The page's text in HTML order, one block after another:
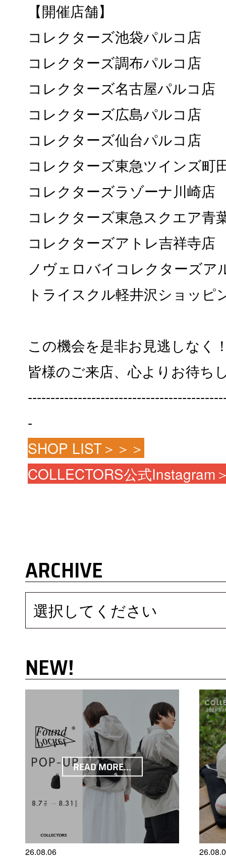
【開催店舗】
コレクターズ池袋パルコ店
コレクターズ調布パルコ店
コレクターズ名古屋パルコ店
コレクターズ広島パルコ店
コレクターズ仙台パルコ店
コレクターズ東急ツインズ町
コレクターズラゾーナ川崎店
コレクターズ東急スクエア青
コレクターズアトレ吉祥寺店
ノヴェロバイコレクターズア
トライスクル軽井沢ショッピ
この機会を是非お見逃しなく
皆様のご来店、心よりお待ち
-
SHOP LIST＞＞＞
COLLECTORS公式Instagram
ARCHIVE
選択してください
NEW!
READ MORE...
26.08.06